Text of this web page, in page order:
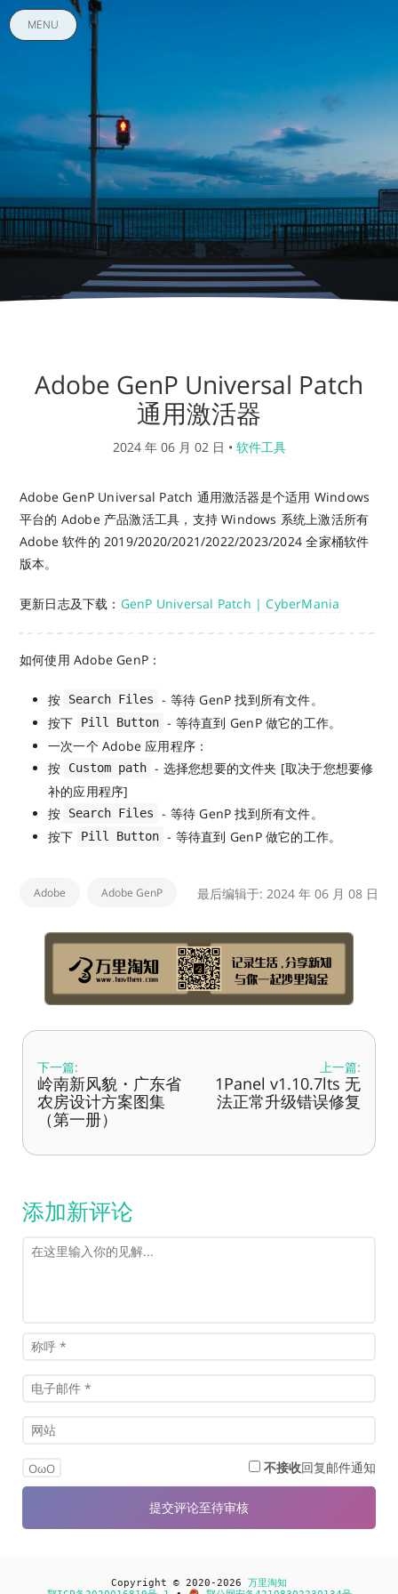
MENU
Adobe GenP Universal Patch
通用激活器
2024 年 06 月 02 日 • 软件工具
Adobe GenP Universal Patch 通用激活器是个适用 Windows
平台的 Adobe 产品激活工具，支持 Windows 系统上激活所有
Adobe 软件的 2019/2020/2021/2022/2023/2024 全家桶软件
版本。
更新日志及下载： GenP Universal Patch | CyberMania
如何使用 Adobe GenP：
按 Search Files
- 等待 GenP 找到所有文件。
按下
Pill Button - 等待直到 GenP 做它的工作。
一次一个 Adobe 应用程序：
按
Custom path - 选择您想要的文件夹 [取决于您想要修
补的应用程序]
按
Search Files
- 等待 GenP 找到所有文件。
按下
Pill Button - 等待直到 GenP 做它的工作。
Adobe Adobe GenP 最后编辑于: 2024 年 06 月 08 日
下一篇:
岭南新风貌・广东省
农房设计方案图集
（第一册）
上一篇:
1Panel v1.10.7lts 无
法正常升级错误修复
添加新评论
OωO 不接收回复邮件通知
Copyright © 2020-2026 万里淘知